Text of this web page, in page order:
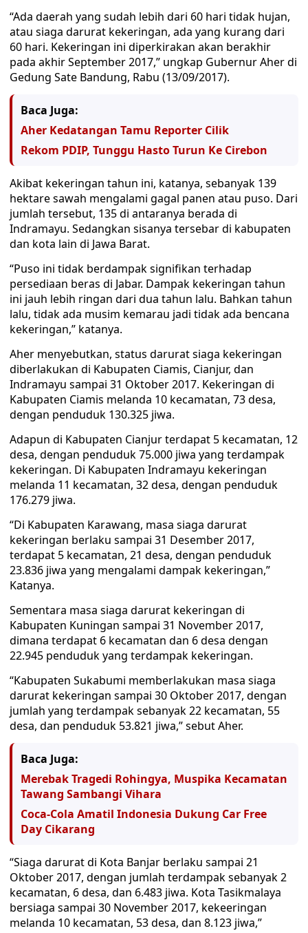
“Ada daerah yang sudah lebih dari 60 hari tidak hujan,
atau siaga darurat kekeringan, ada yang kurang dari
60 hari. Kekeringan ini diperkirakan akan berakhir
pada akhir September 2017,” ungkap Gubernur Aher di
Gedung Sate Bandung, Rabu (13/09/2017).
Baca Juga:
Aher Kedatangan Tamu Reporter Cilik
Rekom PDIP, Tunggu Hasto Turun Ke Cirebon
Akibat kekeringan tahun ini, katanya, sebanyak 139
hektare sawah mengalami gagal panen atau puso. Dari
jumlah tersebut, 135 di antaranya berada di
Indramayu. Sedangkan sisanya tersebar di kabupaten
dan kota lain di Jawa Barat.
“Puso ini tidak berdampak signifikan terhadap
persediaan beras di Jabar. Dampak kekeringan tahun
ini jauh lebih ringan dari dua tahun lalu. Bahkan tahun
lalu, tidak ada musim kemarau jadi tidak ada bencana
kekeringan,” katanya.
Aher menyebutkan, status darurat siaga kekeringan
diberlakukan di Kabupaten Ciamis, Cianjur, dan
Indramayu sampai 31 Oktober 2017. Kekeringan di
Kabupaten Ciamis melanda 10 kecamatan, 73 desa,
dengan penduduk 130.325 jiwa.
Adapun di Kabupaten Cianjur terdapat 5 kecamatan, 12
desa, dengan penduduk 75.000 jiwa yang terdampak
kekeringan. Di Kabupaten Indramayu kekeringan
melanda 11 kecamatan, 32 desa, dengan penduduk
176.279 jiwa.
“Di Kabupaten Karawang, masa siaga darurat
kekeringan berlaku sampai 31 Desember 2017,
terdapat 5 kecamatan, 21 desa, dengan penduduk
23.836 jiwa yang mengalami dampak kekeringan,”
Katanya.
Sementara masa siaga darurat kekeringan di
Kabupaten Kuningan sampai 31 November 2017,
dimana terdapat 6 kecamatan dan 6 desa dengan
22.945 penduduk yang terdampak kekeringan.
“Kabupaten Sukabumi memberlakukan masa siaga
darurat kekeringan sampai 30 Oktober 2017, dengan
jumlah yang terdampak sebanyak 22 kecamatan, 55
desa, dan penduduk 53.821 jiwa,” sebut Aher.
Baca Juga:
Merebak Tragedi Rohingya, Muspika Kecamatan
Tawang Sambangi Vihara
Coca-Cola Amatil Indonesia Dukung Car Free
Day Cikarang
“Siaga darurat di Kota Banjar berlaku sampai 21
Oktober 2017, dengan jumlah terdampak sebanyak 2
kecamatan, 6 desa, dan 6.483 jiwa. Kota Tasikmalaya
bersiaga sampai 30 November 2017, kekeeringan
melanda 10 kecamatan, 53 desa, dan 8.123 jiwa,”